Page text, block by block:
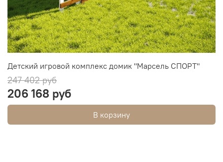
Детский игровой комплекс домик "Марсель СПОРТ"
247 402 руб
206 168 руб
В корзину